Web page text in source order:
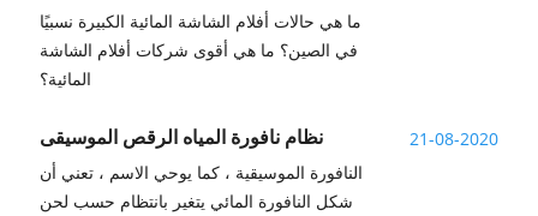
ما هي حالات أفلام الشاشة المائية الكبيرة نسبيًا
في الصين؟ ما هي أقوى شركات أفلام الشاشة
المائية؟
21-08-2020 نظام نافورة المياه الرقص الموسيقى
النافورة الموسيقية ، كما يوحي الاسم ، تعني أن
شكل النافورة المائي يتغير بانتظام حسب لحن